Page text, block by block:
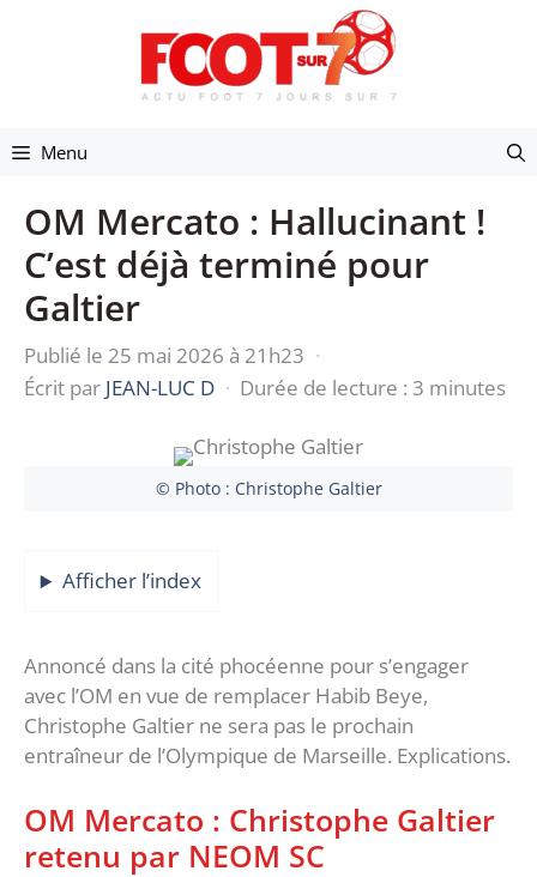
Menu
OM Mercato : Hallucinant !
C’est déjà terminé pour
Galtier
Publié le 25 mai 2026 à 21h23 ·
Écrit par JEAN-LUC D · Durée de lecture : 3 minutes
© Photo : Christophe Galtier
Afficher l’index
Annoncé dans la cité phocéenne pour s’engager
avec l’OM en vue de remplacer Habib Beye,
Christophe Galtier ne sera pas le prochain
entraîneur de l’Olympique de Marseille. Explications.
OM Mercato : Christophe Galtier
retenu par NEOM SC